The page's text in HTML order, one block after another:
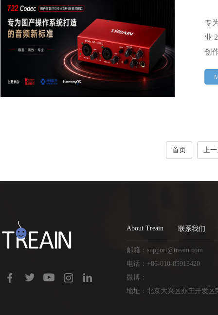
专
业
创
首页 上
About Treain 联系我们
邮箱：support@treain.com
电话：+86-010-85913420
微博：
地址：北京大兴区亦庄开发区